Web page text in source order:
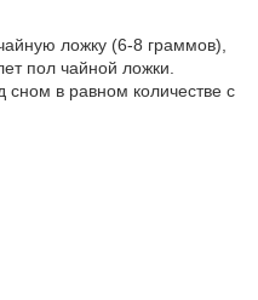
ложку (6-8 граммов),
пол чайной ложки.
в равном количестве с